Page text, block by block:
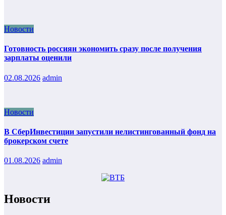
Новости
Готовность россиян экономить сразу после получения
зарплаты оценили
02.08.2026 admin
Новости
В СберИнвестиции запустили нелистингованный фонд на
брокерском счете
01.08.2026 admin
Новости